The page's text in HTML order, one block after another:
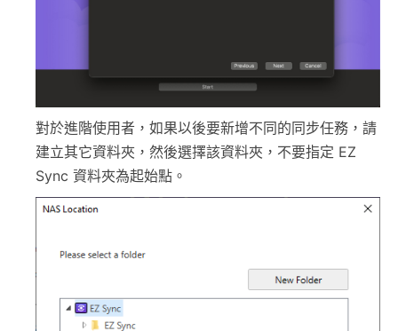
對於進階使用者，如果以後要新增不同的同步任務，請
建立其它資料夾，然後選擇該資料夾，不要指定 EZ
Sync 資料夾為起始點。